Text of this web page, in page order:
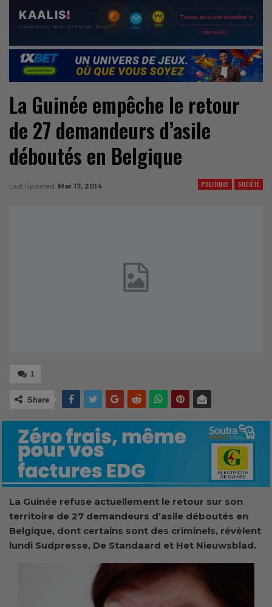
La Guinée empêche le retour
de 27 demandeurs d’asile
déboutés en Belgique
POLITIQUE SOCIÉTÉ
Last Updated Mar 17, 2014
1
Share
La Guinée refuse actuellement le retour sur son
territoire de 27 demandeurs d’asile déboutés en
Belgique, dont certains sont des criminels, révèlent
lundi Sudpresse, De Standaard et Het Nieuwsblad.